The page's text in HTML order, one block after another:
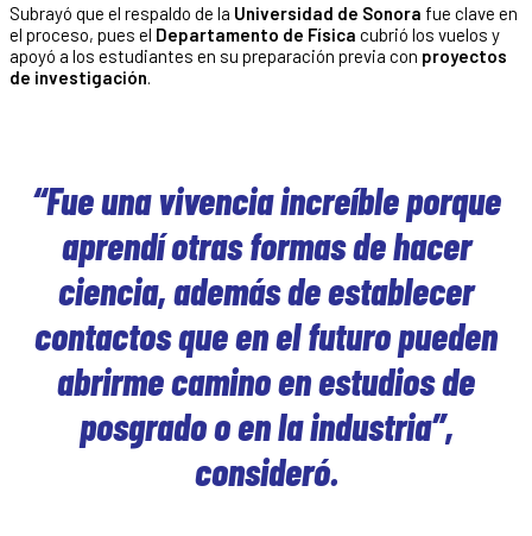
Subrayó que el respaldo de la Universidad de Sonora fue clave en
el proceso, pues el Departamento de Física cubrió los vuelos y
apoyó a los estudiantes en su preparación previa con proyectos
de investigación.
“Fue una vivencia increíble porque
aprendí otras formas de hacer
ciencia, además de establecer
contactos que en el futuro pueden
abrirme camino en estudios de
posgrado o en la industria”,
consideró.